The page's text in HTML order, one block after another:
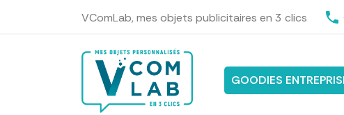
VComLab, mes objets publicitaires en 3 clics phone
GOODIES